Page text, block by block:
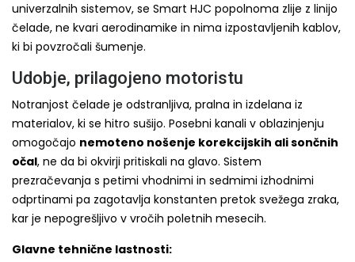
univerzalnih sistemov, se Smart HJC popolnoma zlije z linijo
čelade, ne kvari aerodinamike in nima izpostavljenih kablov,
ki bi povzročali šumenje.
Udobje, prilagojeno motoristu
Notranjost čelade je odstranljiva, pralna in izdelana iz
materialov, ki se hitro sušijo. Posebni kanali v oblazinjenju
omogočajo nemoteno nošenje korekcijskih ali sončnih
očal, ne da bi okvirji pritiskali na glavo. Sistem
prezračevanja s petimi vhodnimi in sedmimi izhodnimi
odprtinami pa zagotavlja konstanten pretok svežega zraka,
kar je nepogrešljivo v vročih poletnih mesecih.
Glavne tehnične lastnosti: